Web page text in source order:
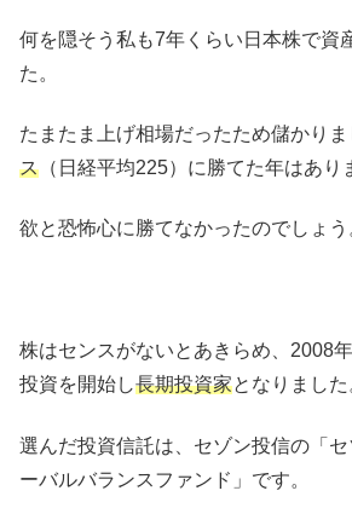
何を隠そう私も7年くらい日本株で資
た。
たまたま上げ相場だったため儲かりま
ス （日経平均225）に勝てた年はあり
欲と恐怖心に勝てなかったのでしょう
株はセンスがないとあきらめ、2008
投資を開始し長期投資家となりました
選んだ投資信託は、セゾン投信の「
ーバルバランスファンド」です。